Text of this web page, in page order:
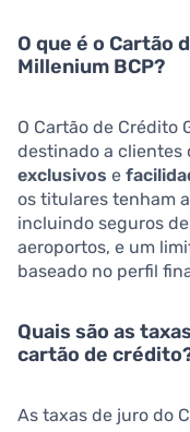
O que é o Cartão
Millenium BCP?
O Cartão de Crédito
destinado a clientes
exclusivos e
os titulares tenham
incluindo seguros
aeroportos, e um
baseado no perfil
Quais são as
cartão de
As taxas de juro do